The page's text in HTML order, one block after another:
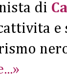
di
e